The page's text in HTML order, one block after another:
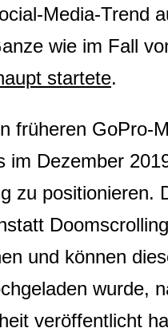
Media-Trend
wie im Fall
startete.
früheren GoPro-
im Dezember
zu positionieren.
und können
wurde,
veröffentlicht